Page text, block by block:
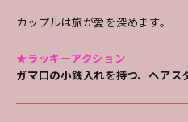
カップルは旅が愛を深めます。
★ラッキーアクション
ガマ口の小銭入れを持つ、ヘアス